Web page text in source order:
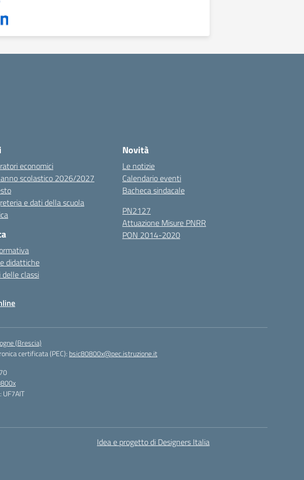
economici
scolastico 2026/2027
e dati della scuola
didattiche
classi
Novità
Le notizie
Calendario eventi
Bacheca sindacale
PN2127
Attuazione Misure PNRR
PON 2014-2020
(Brescia)
certificata (PEC): bsic80800x@pec.istruzione.it
UF7AIT
Idea e progetto di Designers Italia